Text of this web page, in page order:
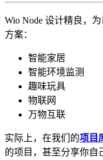
Wio Node 设计精良，
方案：
智能家居
智能环境监测
趣味玩具
物联网
万物互联
实际上，在我们的项目
的项目，甚至分享你自